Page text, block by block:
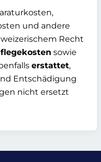
und andere
Recht
sowie
erstattet,
Entschädigung
nicht ersetzt